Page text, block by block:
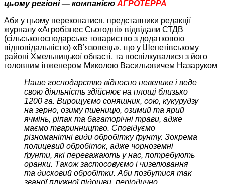
цьому регіоні — компанією АГРОТЕРРА
Аби у цьому переконатися, представники редакції
журналу «Агробізнес Сьогодні» відвідали СТДВ
(сільськогосподарське товариство з додатковою
відповідальністю) «В’язовець», що у Шепетівському
районі Хмельницької області, та поспілкувалися з його
головним інженером Миколою Васильовичем Назаруком
Наше господарство відносно невелике і веде
свою діяльність здійснює на площі близько
1200 га. Вирощуємо соняшник, сою, кукурудзу
на зерно, озиму пшеницю, озимий та ярий
ячмінь, ріпак та багаторічні трави, адже
маємо тваринництво. Сповідуємо
різноманітні види обробітку ґрунту. Зокрема
полицевий обробіток, адже чорноземні
ґрунти, які переважають у нас, потребують
оранки. Також застосовуємо і чизелювання
та дисковий обробітки. Аби позбутися так